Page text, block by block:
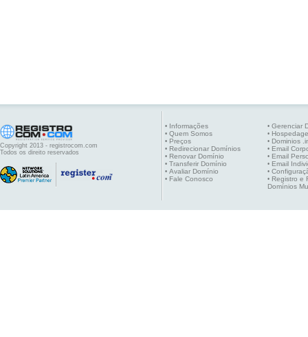
Copyright 2013 - registrocom.com
Todos os direito reservados
• Informações
• Quem Somos
• Preços
• Redirecionar Domínios
• Renovar Domínio
• Transferir Domínio
• Avaliar Domínio
• Fale Conosco
• Gerenciar
•
• Dominios
• Email
• Email
• Email
•
• Registro e
Domínios